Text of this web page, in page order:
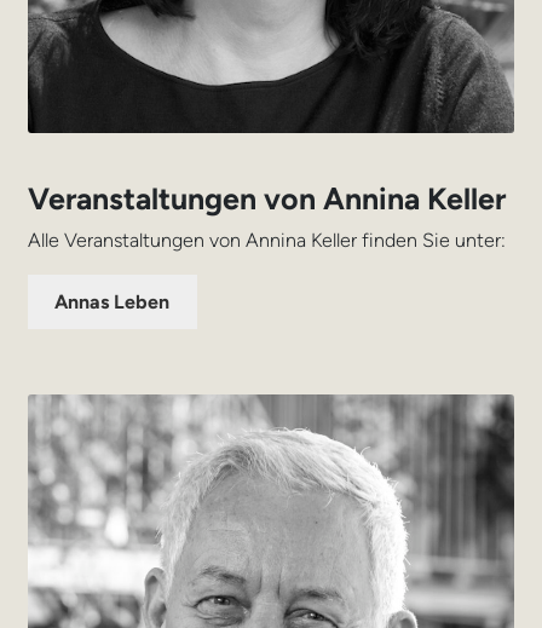
Veranstaltungen von Annina Keller
Alle Veranstaltungen von Annina Keller finden Sie unter:
Annas Leben